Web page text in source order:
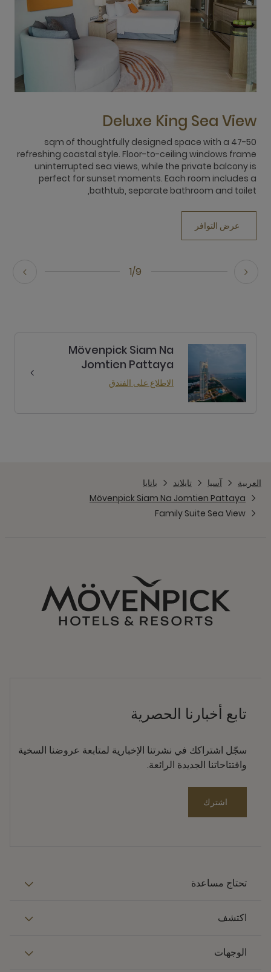
1/9
Deluxe King Sea View
47-50 sqm of thoughtfully designed space with a
refreshing coastal style. Floor-to-ceiling windows frame
uninterrupted sea views, while the private balcony is
perfect for sunset moments. Each room includes a
bathtub, separate bathroom and toilet,
عرض التوافر
Mövenpick Siam Na
Jomtien Pattaya
الاطلاع على الفندق
العربية آسيا تايلاند
باتايا
Mövenpick Siam Na Jomtien Pattaya
Family Suite Sea View
تابع أخبارنا الحصرية
سجّل اشتراكك في نشرتنا الإخبارية لمتابعة عروضنا السخية
وافتتاحاتنا الجديدة الرائعة.
اشترك
تحتاج مساعدة
اكتشف
الوجهات